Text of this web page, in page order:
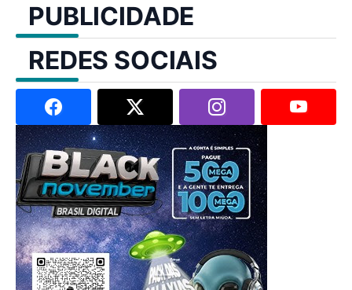
PUBLICIDADE
REDES SOCIAIS